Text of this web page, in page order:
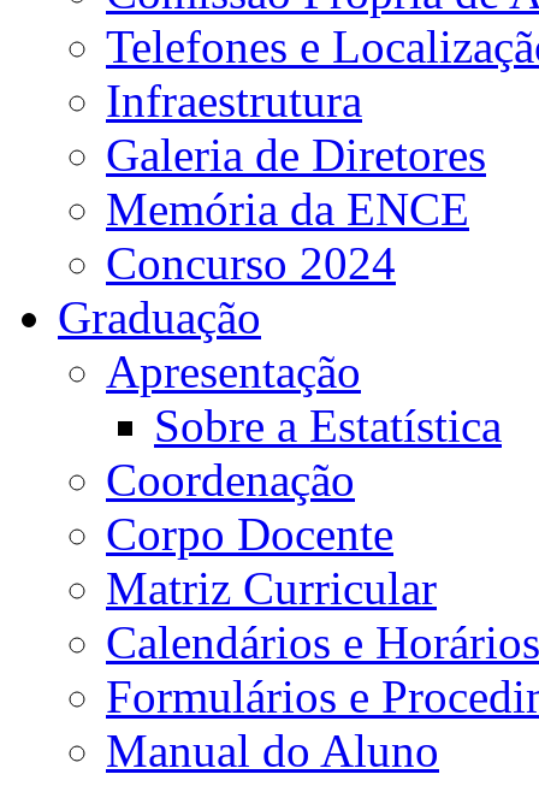
Telefones e
Infraestrutura
Galeria de Diretores
Memória da ENCE
Concurso 2024
Graduação
Apresentação
Sobre a Estatística
Coordenação
Corpo Docente
Matriz Curricular
Calendários e Horários
Formulários e
Manual do Aluno